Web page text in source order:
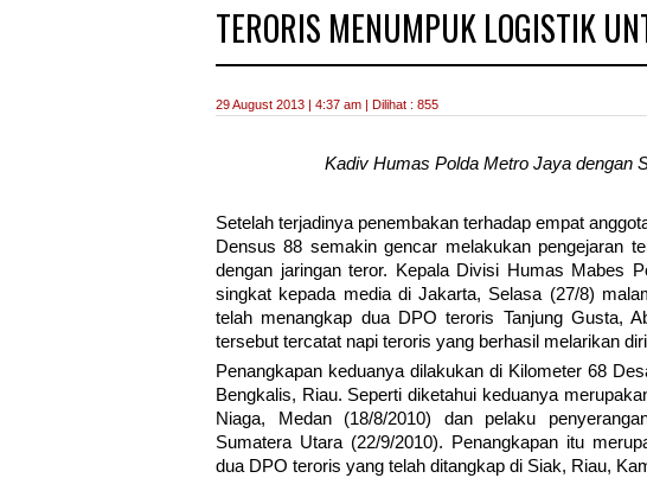
TERORIS MENUMPUK LOGISTIK
29 August 2013 | 4:37 am | Dilihat : 855
Kadiv Humas Polda Metro Jaya dengan
Setelah terjadinya penembakan terhadap empat
Densus 88 semakin gencar melakukan pengejaran
dengan jaringan teror. Kepala Divisi Humas Mabes
singkat kepada media di Jakarta, Selasa (27/8)
telah menangkap dua DPO teroris Tanjung Gusta,
tersebut tercatat napi teroris yang berhasil melarikan
Penangkapan keduanya dilakukan di Kilometer 68
Bengkalis, Riau. Seperti diketahui keduanya
Niaga, Medan (18/8/2010) dan pelaku
Sumatera Utara (22/9/2010). Penangkapan itu
dua DPO teroris yang telah ditangkap di Siak, Riau,